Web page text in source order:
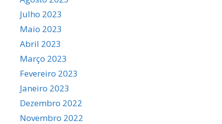
Julho 2023
Maio 2023
Abril 2023
Março 2023
Fevereiro 2023
Janeiro 2023
Dezembro 2022
Novembro 2022